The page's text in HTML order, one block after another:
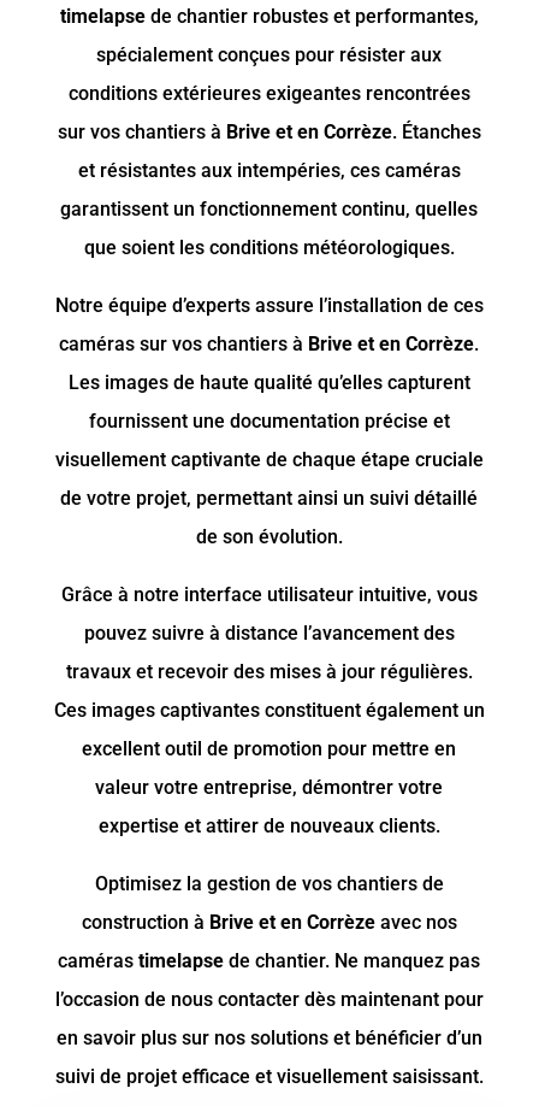
timelapsede chantier robustes et performantes,
spécialement conçues pour résister aux
conditions extérieures exigeantes rencontrées
sur vos chantiers à Brive et en Corrèze. Étanches
et résistantes aux intempéries, ces caméras
garantissent un fonctionnement continu, quelles
que soient les conditions météorologiques.
Notre équipe d’experts assure l’installation de ces
caméras sur vos chantiers à Brive et en Corrèze.
Les images de haute qualité qu’elles capturent
fournissent une documentation précise et
visuellement captivante de chaque étape cruciale
de votre projet, permettant ainsi un suivi détaillé
de son évolution.
Grâce à notre interface utilisateur intuitive, vous
pouvez suivre à distance l’avancement des
travaux et recevoir des mises à jour régulières.
Ces images captivantes constituent également un
excellent outil de promotion pour mettre en
valeur votre entreprise, démontrer votre
expertise et attirer de nouveaux clients.
Optimisez la gestion de vos chantiers de
construction à Brive et en Corrèzeavec nos
camérastimelapse de chantier. Ne manquez pas
l’occasion de nous contacter dès maintenant pour
en savoir plus sur nos solutions et bénéficier d’un
suivi de projet efficace et visuellement saisissant.